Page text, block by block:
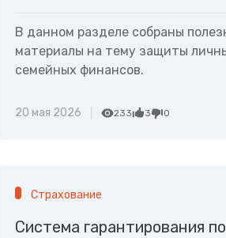
В данном разделе собраны
материалы на тему защиты
семейных финансов.
20 мая 2026 233 3 0
Страхование
Система гарантирования по